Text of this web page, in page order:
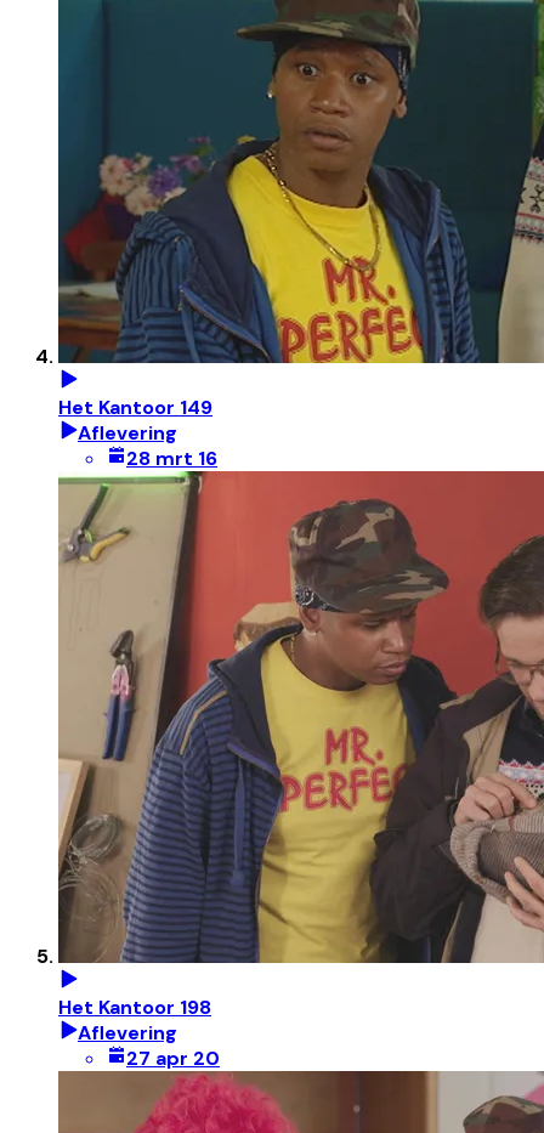
Het Kantoor 149
Aflevering
28 mrt 16
Het Kantoor 198
Aflevering
27 apr 20